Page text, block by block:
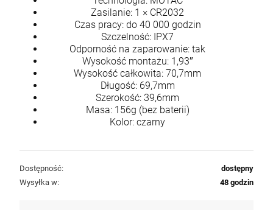
Zasilanie: 1 × CR2032
Czas pracy: do 40 000 godzin
Szczelność: IPX7
Odporność na zaparowanie: tak
Wysokość montażu: 1,93″
Wysokość całkowita: 70,7mm
Długość: 69,7mm
Szerokość: 39,6mm
Masa: 156g (bez baterii)
Kolor: czarny
Dostępność:
dostępny
Wysyłka w:
48 godzin